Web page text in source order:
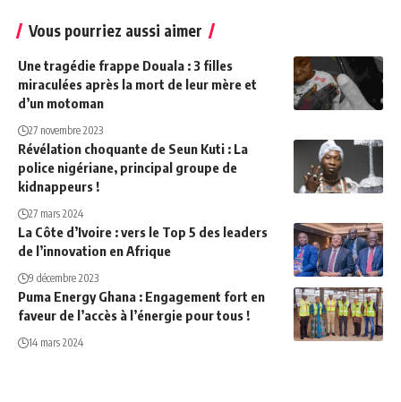
Vous pourriez aussi aimer
Une tragédie frappe Douala : 3 filles
miraculées après la mort de leur mère et
d’un motoman
27 novembre 2023
Révélation choquante de Seun Kuti : La
police nigériane, principal groupe de
kidnappeurs !
27 mars 2024
La Côte d’Ivoire : vers le Top 5 des leaders
de l’innovation en Afrique
9 décembre 2023
Puma Energy Ghana : Engagement fort en
faveur de l’accès à l’énergie pour tous !
14 mars 2024